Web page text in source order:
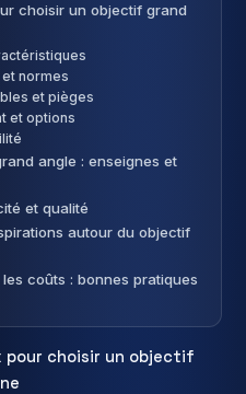
choisir un objectif grand
normes
et pièges
et options
angle : enseignes et
et qualité
autour du objectif
coûts : bonnes pratiques
choisir un objectif